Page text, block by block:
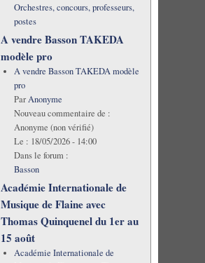
Orchestres, concours, professeurs,
postes
A vendre Basson TAKEDA
modèle pro
A vendre Basson TAKEDA modèle
pro
ParAnonyme
Nouveau commentaire de :
Anonyme (non vérifié)
Le : 18/05/2026 - 14:00
Dans le forum :
Basson
Académie Internationale de
Musique de Flaine avec
Thomas Quinquenel du 1er au
15 août
Académie Internationale de